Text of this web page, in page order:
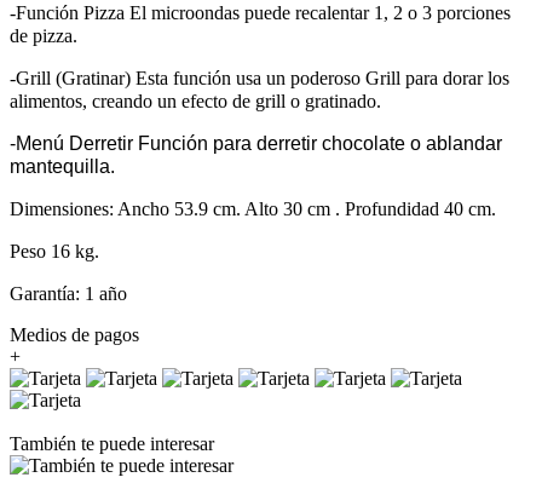
-Función Pizza El microondas puede recalentar 1, 2 o 3 porciones
de pizza.
-Grill (Gratinar) Esta función usa un poderoso Grill para dorar los
alimentos, creando un efecto de grill o gratinado.
-Menú Derretir Función para derretir chocolate o ablandar
mantequilla.
Dimensiones: Ancho 53.9 cm. Alto 30 cm . Profundidad 40 cm.
Peso 16 kg.
Garantía: 1 año
Medios de pagos
+
También te puede interesar